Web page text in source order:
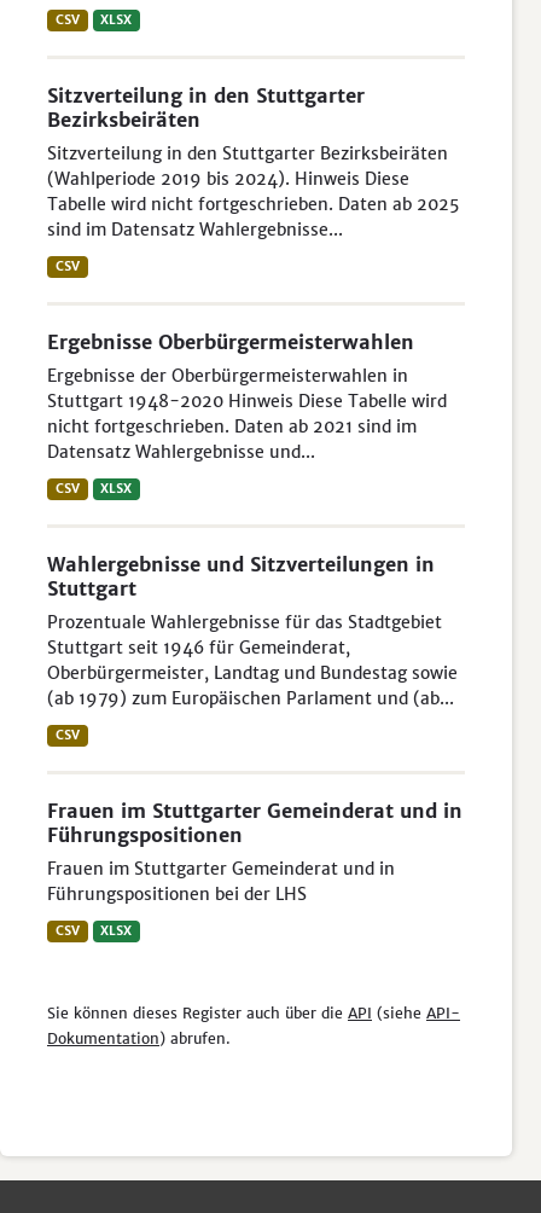
CSV XLSX
Sitzverteilung in den Stuttgarter
Bezirksbeiräten
Sitzverteilung in den Stuttgarter Bezirksbeiräten
(Wahlperiode 2019 bis 2024). Hinweis Diese
Tabelle wird nicht fortgeschrieben. Daten ab 2025
sind im Datensatz Wahlergebnisse...
CSV
Ergebnisse Oberbürgermeisterwahlen
Ergebnisse der Oberbürgermeisterwahlen in
Stuttgart 1948-2020 Hinweis Diese Tabelle wird
nicht fortgeschrieben. Daten ab 2021 sind im
Datensatz Wahlergebnisse und...
CSV XLSX
Wahlergebnisse und Sitzverteilungen in
Stuttgart
Prozentuale Wahlergebnisse für das Stadtgebiet
Stuttgart seit 1946 für Gemeinderat,
Oberbürgermeister, Landtag und Bundestag sowie
(ab 1979) zum Europäischen Parlament und (ab...
CSV
Frauen im Stuttgarter Gemeinderat und in
Führungspositionen
Frauen im Stuttgarter Gemeinderat und in
Führungspositionen bei der LHS
CSV XLSX
Sie können dieses Register auch über die API (siehe API-
Dokumentation) abrufen.